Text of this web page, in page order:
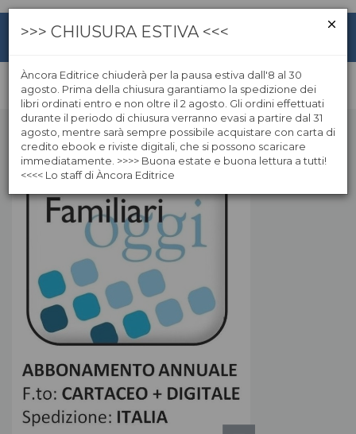
>>> CHIUSURA ESTIVA <<<
Àncora Editrice chiuderà per la pausa estiva dall'8 al 30
agosto. Prima della chiusura garantiamo la spedizione dei
libri ordinati entro e non oltre il 2 agosto. Gli ordini effettuati
durante il periodo di chiusura verranno evasi a partire dal 31
agosto, mentre sarà sempre possibile acquistare con carta di
credito ebook e riviste digitali, che si possono scaricare
immediatamente. >>>> Buona estate e buona lettura a tutti!
<<<< Lo staff di Àncora Editrice